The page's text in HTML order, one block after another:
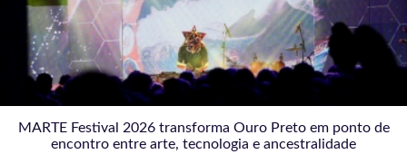
MARTE Festival 2026 transforma Ouro Preto em ponto de
encontro entre arte, tecnologia e ancestralidade